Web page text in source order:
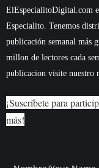
ElEspecialitoDigital.com
Especialito. Tenemos
publicación semanal más
millon de lectores cada
publicacion visite nuestro
¡Suscríbete para
más!